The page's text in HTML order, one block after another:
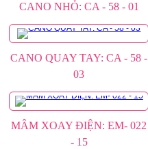
CANO NHỎ: CA - 58 - 01
CANO QUAY TAY: CA - 58 -
03
MÂM XOAY ĐIỆN: EM- 022
- 15